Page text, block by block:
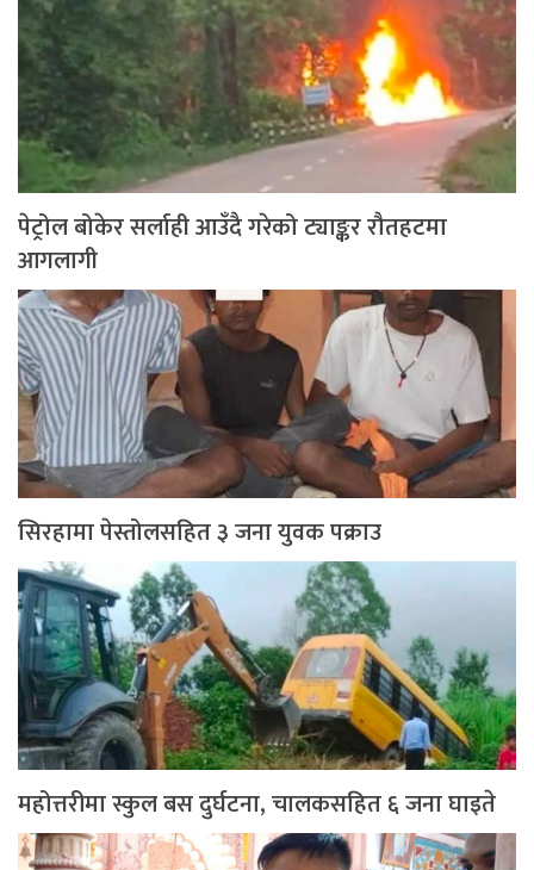
पेट्रोल बोकेर सर्लाही आउँदै गरेको ट्याङ्कर रौतहटमा
आगलागी
सिरहामा पेस्तोलसहित ३ जना युवक पक्राउ
महोत्तरीमा स्कुल बस दुर्घटना, चालकसहित ६ जना घाइते